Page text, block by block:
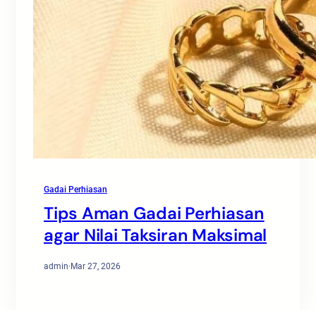
Gadai Perhiasan
Tips Aman Gadai Perhiasan
agar Nilai Taksiran Maksimal
admin·Mar 27, 2026